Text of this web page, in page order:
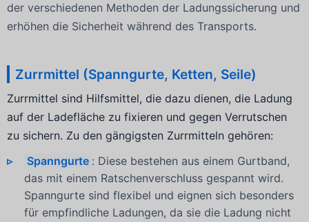
der verschiedenen Methoden der Ladungssicherung und
erhöhen die Sicherheit während des Transports.
Zurrmittel (Spanngurte, Ketten, Seile)
Zurrmittel sind Hilfsmittel, die dazu dienen, die Ladung
auf der Ladefläche zu fixieren und gegen Verrutschen
zu sichern. Zu den gängigsten Zurrmitteln gehören:
Spanngurte : Diese bestehen aus einem Gurtband,
das mit einem Ratschenverschluss gespannt wird.
Spanngurte sind flexibel und eignen sich besonders
für empfindliche Ladungen, da sie die Ladung nicht